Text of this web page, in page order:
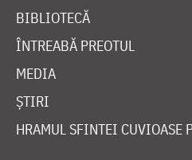
BIBLIOTECĂ
ÎNTREABĂ PREOTUL
MEDIA
ȘTIRI
HRAMUL SFINTEI CUVIOASE